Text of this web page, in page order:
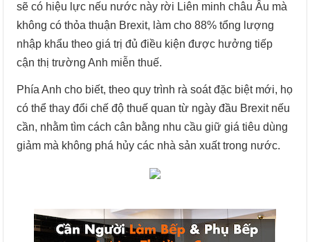
sẽ có hiệu lực nếu nước này rời Liên minh châu Âu mà
không có thỏa thuận Brexit, làm cho 88% tổng lượng
nhập khẩu theo giá trị đủ điều kiện được hưởng tiếp
cận thị trường Anh miễn thuế.
Phía Anh cho biết, theo quy trình rà soát đặc biệt mới, họ
có thể thay đổi chế độ thuế quan từ ngày đầu Brexit nếu
cần, nhằm tìm cách cân bằng nhu cầu giữ giá tiêu dùng
giảm mà không phá hủy các nhà sản xuất trong nước.